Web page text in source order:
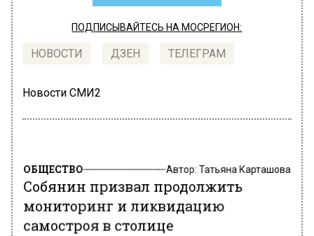
ПОДПИСЫВАЙТЕСЬ НА МОСРЕГИОН:
НОВОСТИ ДЗЕН ТЕЛЕГРАМ
Новости СМИ2
ОБЩЕСТВО Автор:Татьяна Карташова
Собянин призвал продолжить
мониторинг и ликвидацию
самостроя в столице